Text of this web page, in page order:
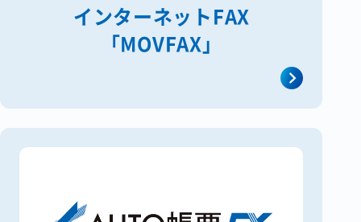
インターネットFAX
「MOVFAX」